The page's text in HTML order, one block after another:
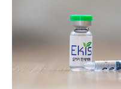
- 척추협착
요? 협착증
- 허리협착